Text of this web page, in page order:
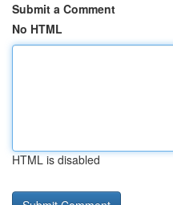
Submit a Comment
No HTML
HTML is disabled